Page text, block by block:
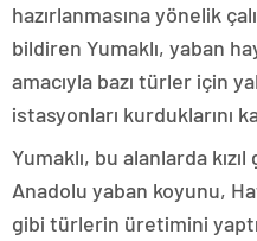
hazırlanmasına yönelik
bildiren Yumaklı, yaban
amacıyla bazı türler için
istasyonları kurduklarını
Yumaklı, bu alanlarda
Anadolu yaban koyunu,
gibi türlerin üretimini